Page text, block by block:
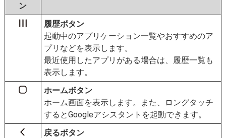
ン
履歴ボタン
起動中のアプリケーション一覧やおすすめのア
プリなどを表示します。
最近使用したアプリがある場合は、履歴一覧も
表示します。
ホームボタン
ホーム画面を表示します。また、ロングタッチ
するとGoogleアシスタントを起動できます。
戻るボタン